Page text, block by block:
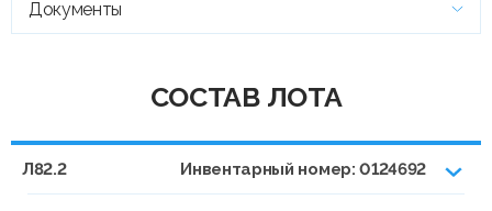
Документы
СОСТАВ ЛОТА
Л82.2 Инвентарный номер: 0124692